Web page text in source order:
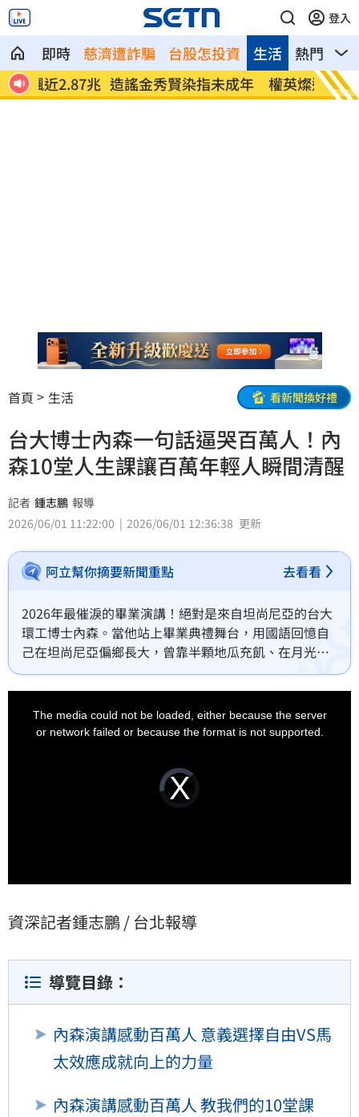
登入
即時 慈濟遭詐騙 台股怎投資 熱門 影
生活
兆 造謠金秀賢染指未成年 權英燦遭移送檢
方
才痛
她
首頁 生活 看新聞換好禮
台大博士內森一句話逼哭百萬人！內
森10堂人生課讓百萬年輕人瞬間清醒
記者 鍾志鵬 報導
2026/06/01 11:22:00
2026/06/01 12:36:38 更新
阿立幫你摘要新聞重點 去看看
2026年最催淚的畢業演講！絕對是來自坦尚尼亞的台大
環工博士內森。當他站上畢業典禮舞台，用國語回憶自
己在坦尚尼亞偏鄉長大，曾靠半顆地瓜充飢、在月光下
讀書、在沙地上學數學時，全場早已紅了眼眶。諮商心
理師顏原達舉心理學大師維克多．弗蘭克的「意義治療
法」分析：「外力能奪走一切，卻奪不走選擇的自
由。」內森的人生，正是這句話最真實、最動人的證
Video
Player
loading.
The media could not be loaded, either because the server
or network failed or because the format is not supported.
資深記者鍾志鵬 / 台北報導
導覽目錄：
內森演講感動百萬人 意義選擇自由VS馬
太效應成就向上的力量
內森演講感動百萬人 教我們的10堂課